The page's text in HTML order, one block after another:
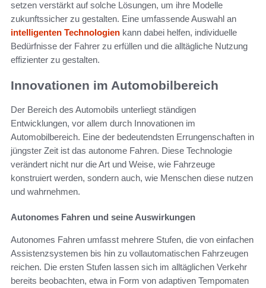
setzen verstärkt auf solche Lösungen, um ihre Modelle
zukunftssicher zu gestalten. Eine umfassende Auswahl an
intelligenten Technologien kann dabei helfen, individuelle
Bedürfnisse der Fahrer zu erfüllen und die alltägliche Nutzung
effizienter zu gestalten.
Innovationen im Automobilbereich
Der Bereich des Automobils unterliegt ständigen
Entwicklungen, vor allem durch Innovationen im
Automobilbereich. Eine der bedeutendsten Errungenschaften in
jüngster Zeit ist das autonome Fahren. Diese Technologie
verändert nicht nur die Art und Weise, wie Fahrzeuge
konstruiert werden, sondern auch, wie Menschen diese nutzen
und wahrnehmen.
Autonomes Fahren und seine Auswirkungen
Autonomes Fahren umfasst mehrere Stufen, die von einfachen
Assistenzsystemen bis hin zu vollautomatischen Fahrzeugen
reichen. Die ersten Stufen lassen sich im alltäglichen Verkehr
bereits beobachten, etwa in Form von adaptiven Tempomaten